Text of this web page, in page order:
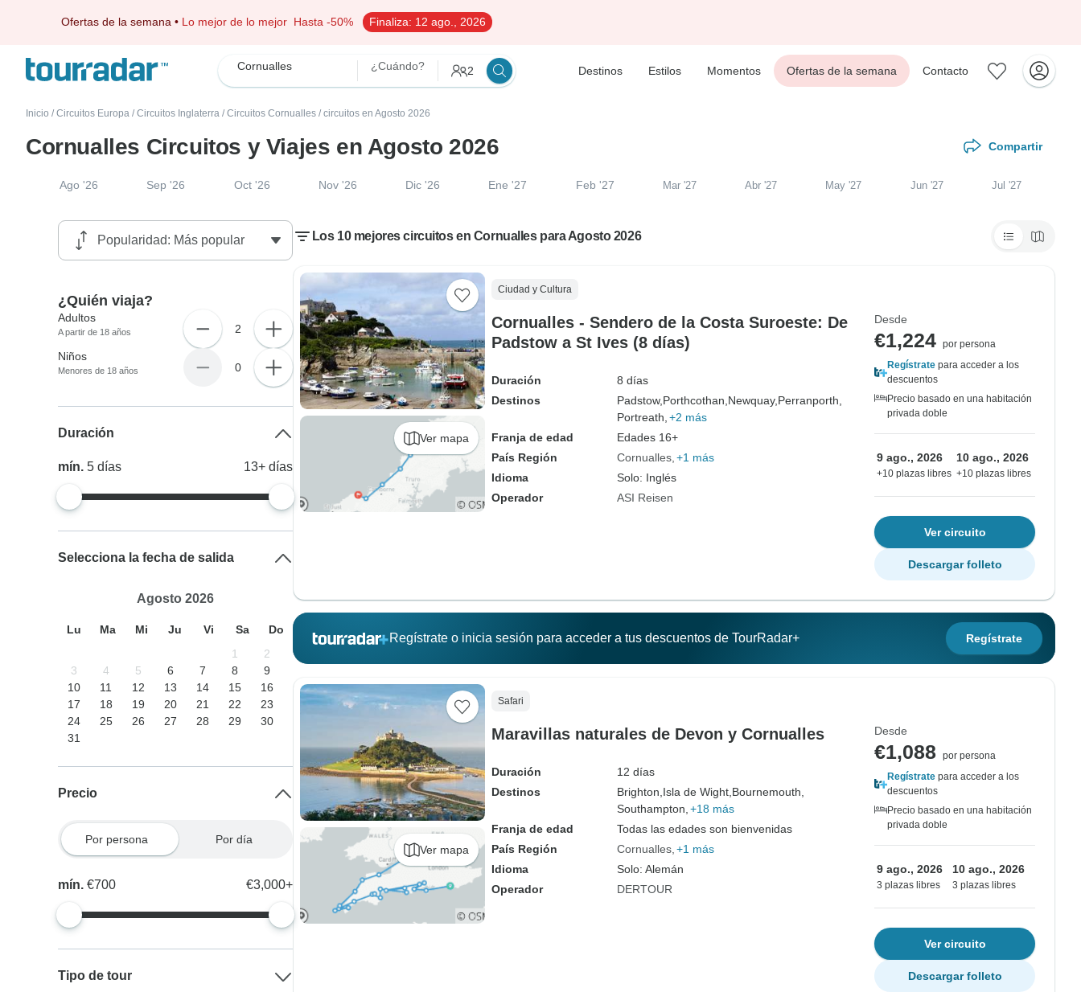
Ofertas de la semana • Lo mejor de lo mejor Hasta -50% Finaliza: 12 ago., 2026
Cornualles ¿Cuándo? 2 Destinos Estilos Momentos Ofertas de la semana Contacto
Inicio / Circuitos Europa / Circuitos Inglaterra / Circuitos Cornualles / circuitos en Agosto 2026
Cornualles Circuitos y Viajes en Agosto 2026 Compartir
Ago '26 Sep '26 Oct '26 Nov '26 Dic '26 Ene '27 Feb '27 Mar '27 Abr '27 May '27 Jun '27 Jul '27
Los 10 mejores circuitos en Cornualles para Agosto 2026
Ver mapa
Ciudad y Cultura
Cornualles - Sendero de la Costa Suroeste: De
Padstow a St Ives (8 días)
Duración
8 días
Destinos
Padstow, Porthcothan, Newquay, Perranporth,
Portreath, +2 más
Franja de edad
Edades 16+
País Región
Cornualles +1 más
Idioma
Solo: Inglés
Operador
ASI Reisen
Desde
€1,224 por persona
Regístrate para acceder a los
descuentos
Precio basado en una habitación
privada doble
9 ago., 2026
+10 plazas libres
10 ago., 2026
+10 plazas libres
Ver circuito
Descargar folleto
Regístrate o inicia sesión para acceder a tus descuentos de TourRadar+ Regístrate
Ver mapa
Safari
Maravillas naturales de Devon y Cornualles
Duración
12 días
Destinos
Brighton, Isla de Wight, Bournemouth,
Southampton, +18 más
Franja de edad
Todas las edades son bienvenidas
País Región
Cornualles +1 más
Idioma
Solo: Alemán
Operador
DERTOUR
Desde
€1,088
por persona
Regístrate para acceder a los
descuentos
Precio basado en una habitación
privada doble
9 ago., 2026
3 plazas libres
10 ago., 2026
3 plazas libres
Ver circuito
Descargar folleto
¿Quién viaja?
Adultos
A partir de 18 años 2
Niños
Menores de 18 años 0
Duración
mín.5días 13+ días
Selecciona la fecha de salida
Agosto 2026
Lu Ma Mi Ju Vi Sa
Do
1
2
3
4 5 6 7 8
9
10
11 12 13 14 15
16
17
18 19 20 21 22
23
24
25 26 27 28 29
30
31
Precio
Por persona Por día
mín.€700 €3,000+
Tipo de tour